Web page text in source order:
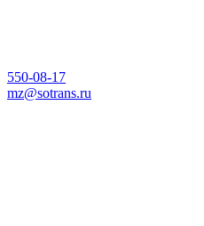
550-08-17
mz@sotrans.ru